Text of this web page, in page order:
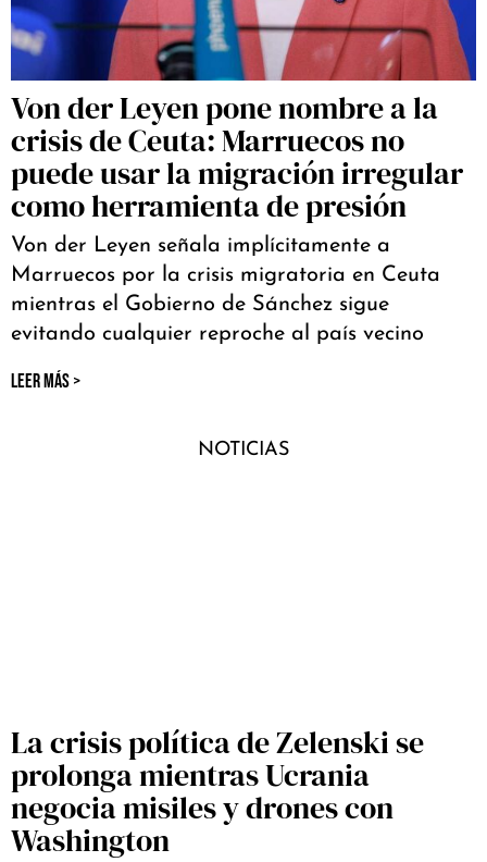
Von der Leyen pone nombre a la
crisis de Ceuta: Marruecos no
puede usar la migración irregular
como herramienta de presión
Von der Leyen señala implícitamente a
Marruecos por la crisis migratoria en Ceuta
mientras el Gobierno de Sánchez sigue
evitando cualquier reproche al país vecino
LEER MÁS >
NOTICIAS
La crisis política de Zelenski se
prolonga mientras Ucrania
negocia misiles y drones con
Washington